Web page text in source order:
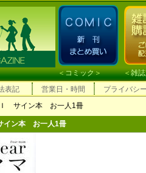
＜コミック＞ ＜雑
表記 営業日・時間 プライバシー
サイン本 お一人1冊
ン本 お一人1冊